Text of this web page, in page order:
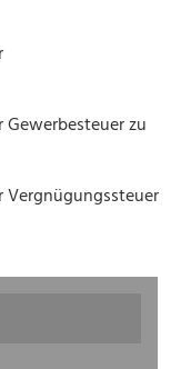
zu